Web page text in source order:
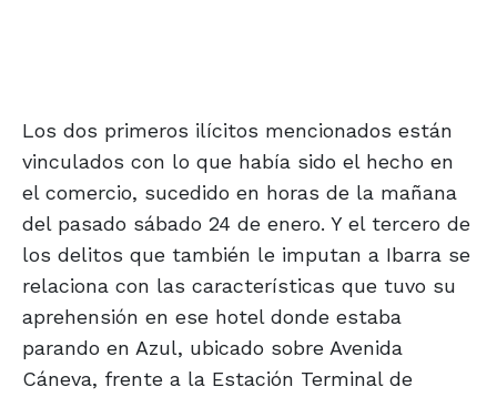
Los dos primeros ilícitos mencionados están
vinculados con lo que había sido el hecho en
el comercio, sucedido en horas de la mañana
del pasado sábado 24 de enero. Y el tercero de
los delitos que también le imputan a Ibarra se
relaciona con las características que tuvo su
aprehensión en ese hotel donde estaba
parando en Azul, ubicado sobre Avenida
Cáneva, frente a la Estación Terminal de